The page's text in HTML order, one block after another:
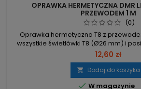
OPRAWKA HERMETYCZNA DMR
PRZEWODEM 1 M
(0)
Oprawka hermetyczna T8 z
wszystkie świetlówki T8 (Ø26 mm) i
IP44. Średnica Ø26 mm –
świetlówkami T8. IP44 – odporność na
do wilgotnych pomieszczeń. Korpus
gumy, korpus wewnętrzny z
konstrukcja....
12,60 zł
 Dodaj do koszyka
 W magazynie